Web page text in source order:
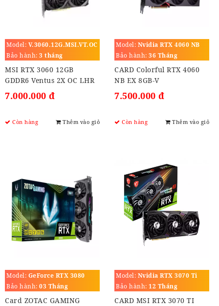
Model: V.3060.12G.MSI.VT.OC
Bảo hành: 3 tháng
MSI RTX 3060 12GB
GDDR6 Ventus 2X OC LHR
7.000.000 đ
Còn hàng Thêm vào giỏ
Model: Nvidia RTX 4060 NB
EX 8GB-V
Bảo hành: 36 Tháng
CARD Colorful RTX 4060
NB EX 8GB-V
7.500.000 đ
Còn hàng Thêm vào giỏ
Model: GeForce RTX 3080
Trinity 10GB
Bảo hành: 03 Tháng
Card ZOTAC GAMING
Model: Nvidia RTX 3070 Ti
GAMING X TRIO 8G
Bảo hành: 12 Tháng
CARD MSI RTX 3070 TI